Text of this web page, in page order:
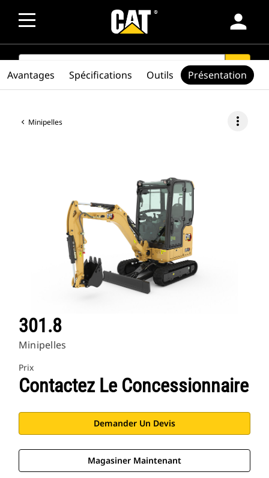
person
SEARCH search
Minipelles more_vert
301.8
Minipelles
Prix
Contactez Le Concessionnaire
Demander Un Devis
Magasiner Maintenant
Avantages Spécifications Outils Présentation